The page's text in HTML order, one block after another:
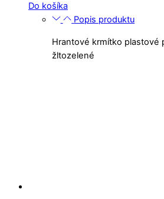
Do košíka
Popis produktu
Hrantové krmítko plastové
žltozelené